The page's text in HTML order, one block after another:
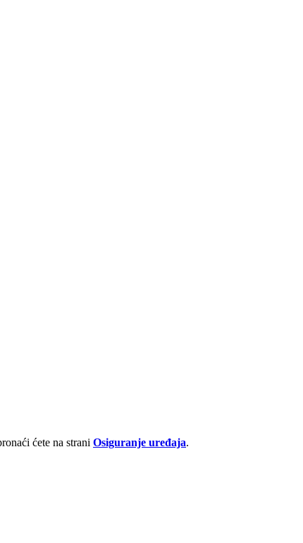
ćete na strani Osiguranje uređaja.